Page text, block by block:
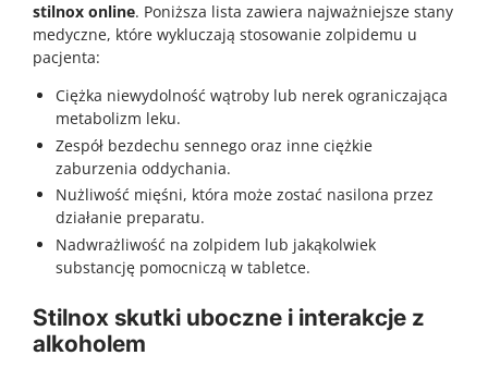
stilnox online. Poniższa lista zawiera najważniejsze stany
medyczne, które wykluczają stosowanie zolpidemu u
pacjenta:
Ciężka niewydolność wątroby lub nerek ograniczająca
metabolizm leku.
Zespół bezdechu sennego oraz inne ciężkie
zaburzenia oddychania.
Nużliwość mięśni, która może zostać nasilona przez
działanie preparatu.
Nadwrażliwość na zolpidem lub jakąkolwiek
substancję pomocniczą w tabletce.
Stilnox skutki uboczne i interakcje z
alkoholem